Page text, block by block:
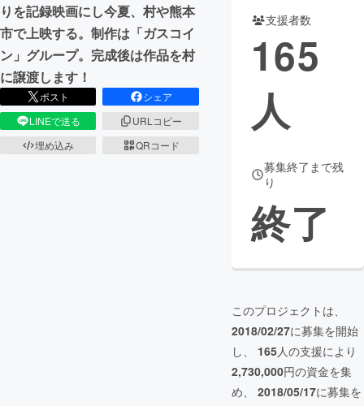
りを記録映画にし今夏、村や熊本
市で上映する。制作は「ガスコイ
ン」グループ。完成後は作品を村
に譲渡します！
ポスト
シェア
LINEで送る
URLコピー
埋め込み
QRコード
支援者数
165
人
募集終了まで残
り
終了
このプロジェクトは、
2018/02/27に募集を開始
し、 165人の支援により
2,730,000円の資金を集
め、 2018/05/17に募集を